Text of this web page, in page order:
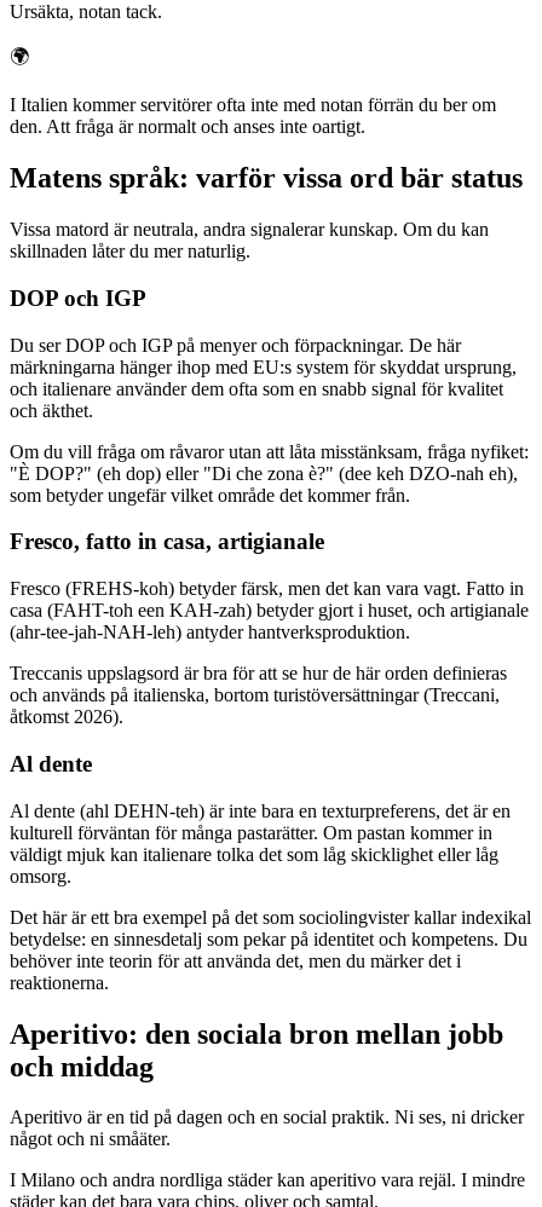
Ursäkta, notan tack.
🌍
I Italien kommer servitörer ofta inte med notan förrän du ber om
den. Att fråga är normalt och anses inte oartigt.
Matens språk: varför vissa ord bär status
Vissa matord är neutrala, andra signalerar kunskap. Om du kan
skillnaden låter du mer naturlig.
DOP och IGP
Du ser DOP och IGP på menyer och förpackningar. De här
märkningarna hänger ihop med EU:s system för skyddat ursprung,
och italienare använder dem ofta som en snabb signal för kvalitet
och äkthet.
Om du vill fråga om råvaror utan att låta misstänksam, fråga nyfiket:
"È DOP?" (eh dop) eller "Di che zona è?" (dee keh DZO-nah eh),
som betyder ungefär vilket område det kommer från.
Fresco, fatto in casa, artigianale
Fresco (FREHS-koh) betyder färsk, men det kan vara vagt. Fatto in
casa (FAHT-toh een KAH-zah) betyder gjort i huset, och artigianale
(ahr-tee-jah-NAH-leh) antyder hantverksproduktion.
Treccanis uppslagsord är bra för att se hur de här orden definieras
och används på italienska, bortom turistöversättningar (Treccani,
åtkomst 2026).
Al dente
Al dente (ahl DEHN-teh) är inte bara en texturpreferens, det är en
kulturell förväntan för många pastarätter. Om pastan kommer in
väldigt mjuk kan italienare tolka det som låg skicklighet eller låg
omsorg.
Det här är ett bra exempel på det som sociolingvister kallar indexikal
betydelse: en sinnesdetalj som pekar på identitet och kompetens. Du
behöver inte teorin för att använda det, men du märker det i
reaktionerna.
Aperitivo: den sociala bron mellan jobb
och middag
Aperitivo är en tid på dagen och en social praktik. Ni ses, ni dricker
något och ni småäter.
I Milano och andra nordliga städer kan aperitivo vara rejäl. I mindre
städer kan det bara vara chips, oliver och samtal.